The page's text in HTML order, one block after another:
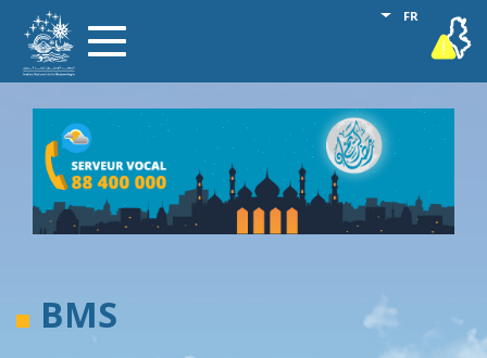
contenu
Toggle
navigation
FR
Lister les
vigilance
BMS